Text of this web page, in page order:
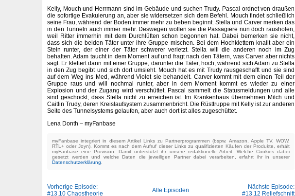
Kelly, Mouch und Herrmann sind im Gebäude und suchen Trudy. Pascal ordnet von draußen
die sofortige Evakuierung an, aber sie widersetzen sich dem Befehl. Mouch findet schließlich
seine Frau, während der Boden immer mehr zu beben beginnt. Stella und Carver merken das
in den Tunneln auch immer mehr. Deswegen wollen sie die Passagiere nun doch rausholen,
weil Ritter immerhin mit dem Durchlüften schon begonnen hat. Dabei bemerken sie nicht,
dass sich die beiden Täter unter ihre Gruppe mischen. Bei dem Hochklettern knallt aber ein
Stein runter, der einer der Täter schwerer verletzt. Stella will die anderen noch im Zug
behalten. Adam taucht in dem Moment auf und fragt nach den Tätern, was Carver aber nichts
sagt. Er klettert dann mit einer Gruppe, darunter die Täter, hoch, während sich Adam zu Stella
in den Zug begibt und sich dort umsieht. Mouch hat es mit Trudy rausgeschafft und sie sind
auf dem Weg ins Med, während Violet sie behandelt. Carver kommt mit dem einen Teil der
Gruppe raus und will nochmal runter, aber in dem Moment kommt es wieder zu einer
Explosion und der Zugang wird verschüttet. Pascal sammelt die Statusmeldungen und alle
sind geschockt, dass Stella nicht zu erreichen ist. Im Krankenhaus übernehmen Mitch und
Caitlin Trudy, deren Kreislaufsystem zusammenbricht. Die Rüsttruppe mit Kelly ist zur anderen
Seite des Tunnelsystems gelaufen, aber auch dort ist alles zugeschüttet.
Lena Donth – myFanbase
myFanbase integriert in diesem Artikel Links zu Partnerprogrammen (bspw. Amazon, Apple TV, WOW,
RTL+ oder Joyn). Kommt es nach dem Aufruf dieser Links zu qualifizierten Käufen der Produkte, erhält
myFanbase eine Provision. Damit unterstützt ihr unsere redaktionelle Arbeit. Welche Cookies dabei
gesetzt werden und welche Daten die jeweiligen Partner dabei verarbeiten, erfahrt ihr in unserer
Datenschutzerklärung
Vorherige Episode:
#13.10 Chaostheorie
Alle Episoden
Nächste Episode:
#13.12 Reliefschnitt